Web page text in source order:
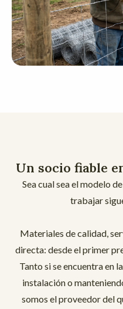
Un socio fiable
Sea cual sea el modelo
trabajar
Materiales de calidad,
directa: desde el primer
Tanto si se encuentra en
instalación o
somos el proveedor del